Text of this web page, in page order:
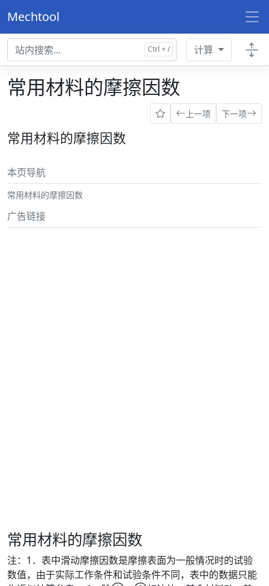
Mechtool
计算
常用材料的摩擦因数
上一项 下一项
常用材料的摩擦因数
本页导航
常用材料的摩擦因数
广告链接
常用材料的摩擦因数
注：1．表中滑动摩擦因数是摩擦表面为一般情况时的试验
数值，由于实际工作条件和试验条件不同，表中的数据只能